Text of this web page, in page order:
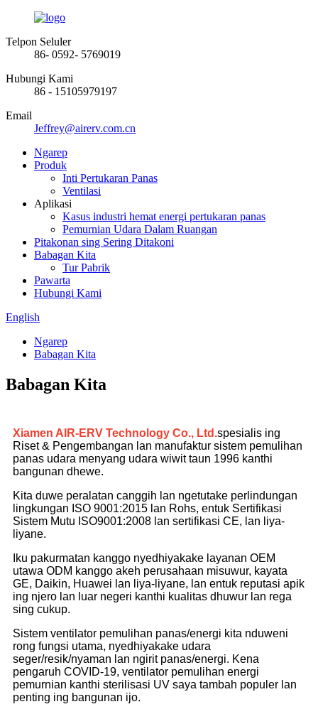
Telpon Seluler
86- 0592- 5769019
Hubungi Kami
86 - 15105979197
Email
Jeffrey@airerv.com.cn
Ngarep
Produk
Inti Pertukaran Panas
Ventilasi
Aplikasi
Kasus industri hemat energi pertukaran panas
Pemurnian Udara Dalam Ruangan
Pitakonan sing Sering Ditakoni
Babagan Kita
Tur Pabrik
Pawarta
Hubungi Kami
English
Ngarep
Babagan Kita
Babagan Kita
Xiamen AIR-ERV Technology Co., Ltd.spesialis ing
Riset & Pengembangan lan manufaktur sistem pemulihan
panas udara menyang udara wiwit taun 1996 kanthi
bangunan dhewe.
Kita duwe peralatan canggih lan ngetutake perlindungan
lingkungan ISO 9001:2015 lan Rohs, entuk Sertifikasi
Sistem Mutu ISO9001:2008 lan sertifikasi CE, lan liya-
liyane.
Iku pakurmatan kanggo nyedhiyakake layanan OEM
utawa ODM kanggo akeh perusahaan misuwur, kayata
GE, Daikin, Huawei lan liya-liyane, lan entuk reputasi apik
ing njero lan luar negeri kanthi kualitas dhuwur lan rega
sing cukup.
Sistem ventilator pemulihan panas/energi kita nduweni
rong fungsi utama, nyedhiyakake udara
seger/resik/nyaman lan ngirit panas/energi. Kena
pengaruh COVID-19, ventilator pemulihan energi
pemurnian kanthi sterilisasi UV saya tambah populer lan
penting ing bangunan ijo.